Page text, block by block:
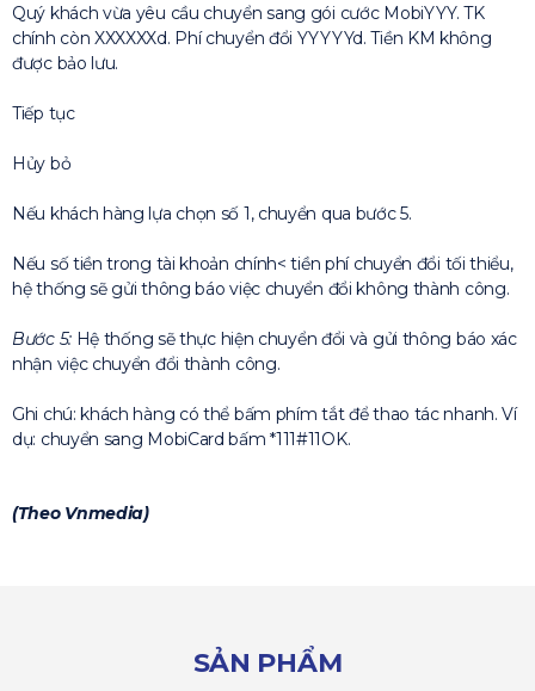
Quý khách vừa yêu cầu chuyển sang gói cước MobiYYY. TK
chính còn XXXXXXd. Phí chuyển đổi YYYYYd. Tiền KM không
được bảo lưu.
Tiếp tục
Hủy bỏ
Nếu khách hàng lựa chọn số 1, chuyển qua bước 5.
Nếu số tiền trong tài khoản chính< tiền phí chuyển đổi tối thiểu,
hệ thống sẽ gửi thông báo việc chuyển đổi không thành công.
Bước 5: Hệ thống sẽ thực hiện chuyển đổi và gửi thông báo xác
nhận việc chuyển đổi thành công.
Ghi chú: khách hàng có thể bấm phím tắt để thao tác nhanh. Ví
dụ: chuyển sang MobiCard bấm *111#11OK.
(Theo Vnmedia)
SẢN PHẨM